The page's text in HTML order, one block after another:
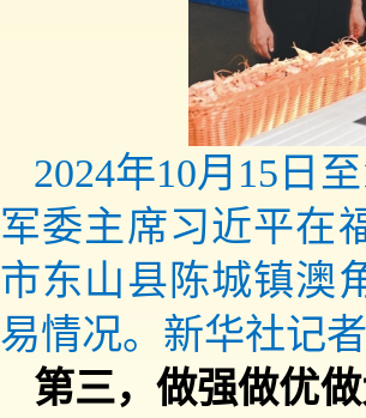
2024年10月15日
军委主席习近平在
市东山县陈城镇澳
易情况。新华社记
第三，做强做优